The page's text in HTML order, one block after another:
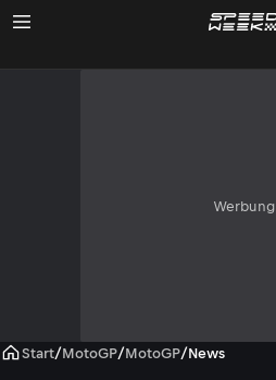
Werbung
Start/MotoGP/MotoGP/News